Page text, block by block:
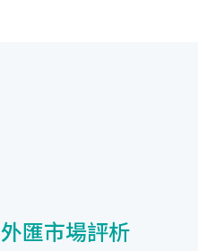
匯市場評析